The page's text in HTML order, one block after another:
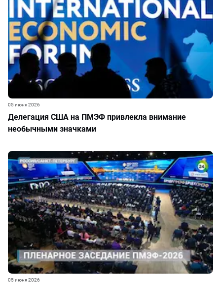
Делегация США на ПМЭФ привлекла внимание
необычными значками
05 июня 2026
05 июня 2026